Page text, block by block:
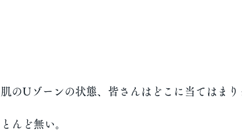
のUゾーンの状態、皆さんはどこに当てはまり
んど無い。